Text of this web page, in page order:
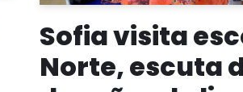
Sofia visita
Norte, escuta